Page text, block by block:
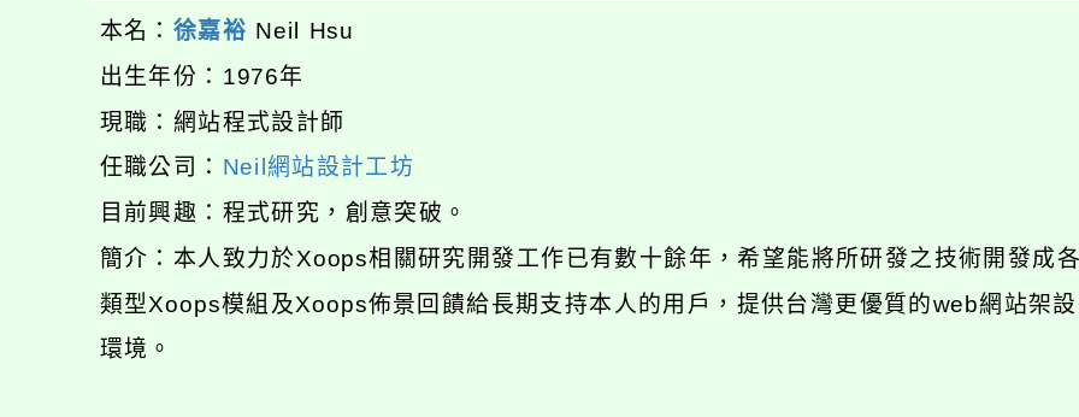
本名： 徐嘉裕 Neil Hsu
出生年份：1976年
現職：網站程式設計師
任職公司： Neil網站設計工坊
目前興趣：程式研究，創意突破。
簡介：本人致力於Xoops相關研究開發工作已有數十餘年，希望能將所研發之技術開發成
類型Xoops模組及Xoops佈景回饋給長期支持本人的用戶，提供台灣更優質的web網站架設
環境。